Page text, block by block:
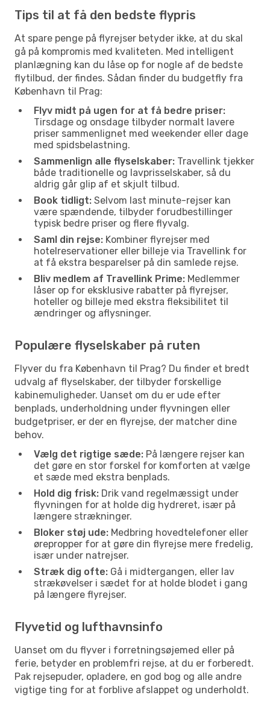
Tips til at få den bedste flypris
At spare penge på flyrejser betyder ikke, at du skal
gå på kompromis med kvaliteten. Med intelligent
planlægning kan du låse op for nogle af de bedste
flytilbud, der findes. Sådan finder du budgetfly fra
København til Prag:
Flyv midt på ugen for at få bedre priser:
Tirsdage og onsdage tilbyder normalt lavere
priser sammenlignet med weekender eller dage
med spidsbelastning.
Sammenlign alle flyselskaber: Travellink tjekker
både traditionelle og lavprisselskaber, så du
aldrig går glip af et skjult tilbud.
Book tidligt: Selvom last minute-rejser kan
være spændende, tilbyder forudbestillinger
typisk bedre priser og flere flyvalg.
Saml din rejse: Kombiner flyrejser med
hotelreservationer eller billeje via Travellink for
at få ekstra besparelser på din samlede rejse.
Bliv medlem af Travellink Prime: Medlemmer
låser op for eksklusive rabatter på flyrejser,
hoteller og billeje med ekstra fleksibilitet til
ændringer og aflysninger.
Populære flyselskaber på ruten
Flyver du fra København til Prag? Du finder et bredt
udvalg af flyselskaber, der tilbyder forskellige
kabinemuligheder. Uanset om du er ude efter
benplads, underholdning under flyvningen eller
budgetpriser, er der en flyrejse, der matcher dine
behov.
Vælg det rigtige sæde: På længere rejser kan
det gøre en stor forskel for komforten at vælge
et sæde med ekstra benplads.
Hold dig frisk: Drik vand regelmæssigt under
flyvningen for at holde dig hydreret, især på
længere strækninger.
Bloker støj ude: Medbring hovedtelefoner eller
ørepropper for at gøre din flyrejse mere fredelig,
især under natrejser.
Stræk dig ofte: Gå i midtergangen, eller lav
strækøvelser i sædet for at holde blodet i gang
på længere flyrejser.
Flyvetid og lufthavnsinfo
Uanset om du flyver i forretningsøjemed eller på
ferie, betyder en problemfri rejse, at du er forberedt.
Pak rejsepuder, opladere, en god bog og alle andre
vigtige ting for at forblive afslappet og underholdt.